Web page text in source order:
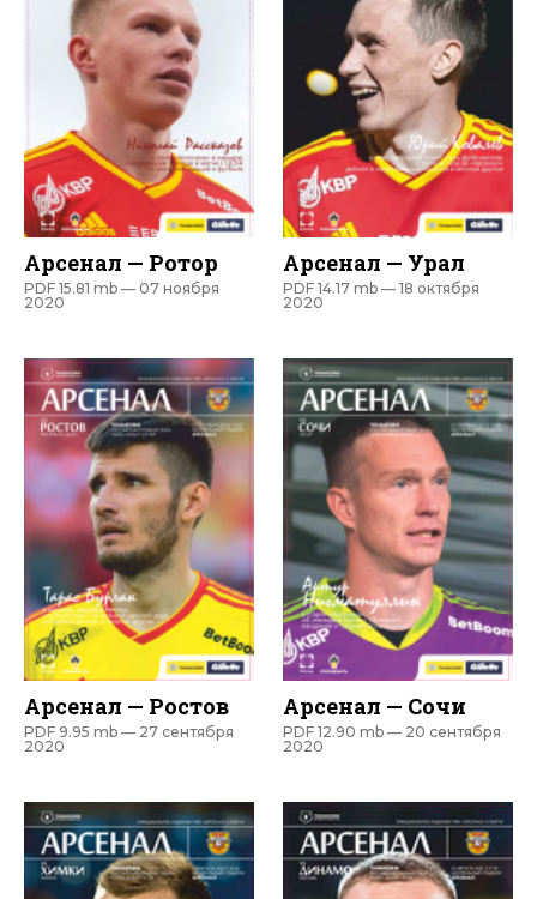
Арсенал — Ротор
PDF 15.81 mb — 07 ноября
2020
Арсенал — Урал
PDF 14.17 mb —18 октября
2020
Арсенал — Ростов
PDF 9.95 mb — 27 сентября
2020
Арсенал — Сочи
PDF 12.90 mb — 20 сентября
2020